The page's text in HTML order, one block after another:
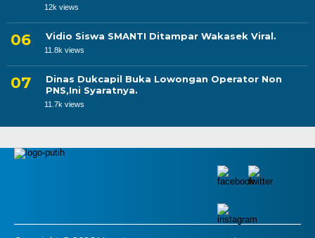
12k views
Vidio Siswa SMANTI Ditampar Wakasek Viral.
11.8k views
Dinas Dukcapil Buka Lowongan Operator Non
PNS,Ini Syaratnya.
11.7k views